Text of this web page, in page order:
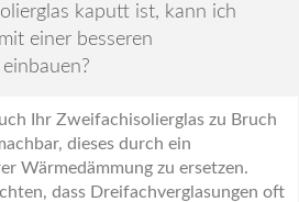
kaputt ist, kann ich
einer besseren
Ihr Zweifachisolierglas zu Bruch
dieses durch ein
Wärmedämmung zu ersetzen.
dass Dreifachverglasungen oft